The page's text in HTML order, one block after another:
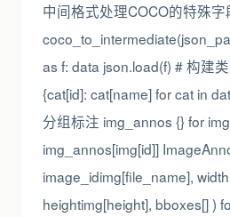
中间格式处理COCO的特殊字
as f: data json.load(f) # 构建
{cat[id]: cat[name] for cat in
分组标注 img_annos {} for
img_annos[img[id]]
image_idimg[file_name],
heightimg[height], bboxes[] )